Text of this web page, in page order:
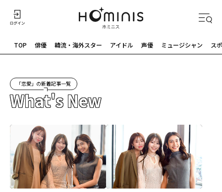
TOP 俳優 韓流・海外スター アイドル 声優 ミュージシャン ス
「恋愛」の新着記事一覧
What's New